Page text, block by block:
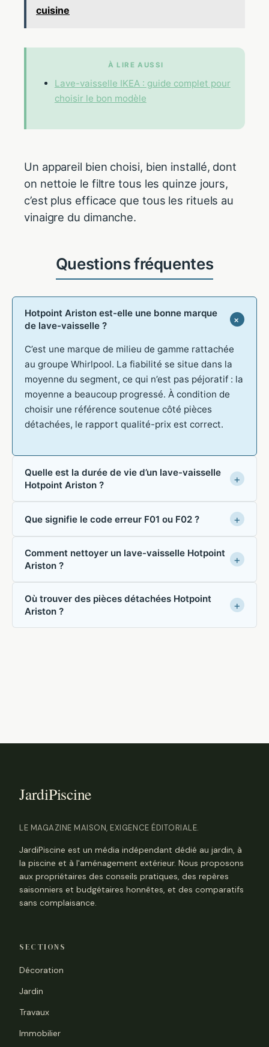
cuisine
À LIRE AUSSI
Lave-vaisselle IKEA : guide complet pour
choisir le bon modèle
Un appareil bien choisi, bien installé, dont
on nettoie le filtre tous les quinze jours,
c’est plus efficace que tous les rituels au
vinaigre du dimanche.
Hotpoint Ariston est-elle une bonne marque
de lave-vaisselle ?
C’est une marque de milieu de gamme rattachée
au groupe Whirlpool. La fiabilité se situe dans la
moyenne du segment, ce qui n’est pas péjoratif : la
moyenne a beaucoup progressé. À condition de
choisir une référence soutenue côté pièces
détachées, le rapport qualité-prix est correct.
Quelle est la durée de vie d’un lave-vaisselle
Hotpoint Ariston ?
Que signifie le code erreur F01 ou F02 ?
Comment nettoyer un lave-vaisselle Hotpoint
Ariston ?
Où trouver des pièces détachées Hotpoint
Ariston ?
LE MAGAZINE MAISON, EXIGENCE ÉDITORIALE.
JardiPiscine est un média indépendant dédié au jardin, à
la piscine et à l'aménagement extérieur. Nous proposons
aux propriétaires des conseils pratiques, des repères
saisonniers et budgétaires honnêtes, et des comparatifs
sans complaisance.
SECTIONS
Décoration
Jardin
Travaux
Immobilier